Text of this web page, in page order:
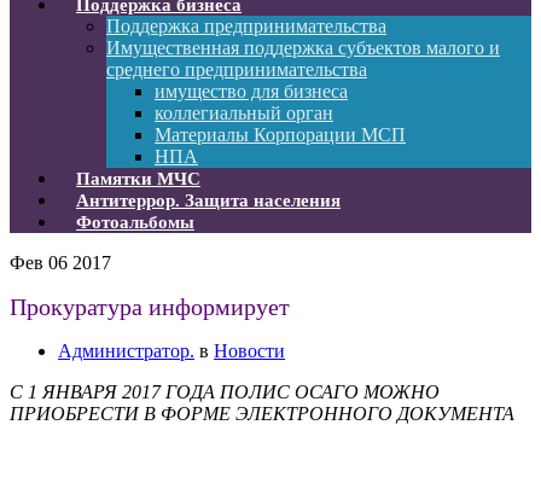
Поддержка бизнеса
Поддержка предпринимательства
Имущественная поддержка субъектов малого и
среднего предпринимательства
имущество для бизнеса
коллегиальный орган
Материалы Корпорации МСП
НПА
Памятки МЧС
Антитеррор. Защита населения
Фотоальбомы
Фев 06 2017
Прокуратура информирует
Администратор. в Новости
С 1 ЯНВАРЯ 2017 ГОДА ПОЛИС ОСАГО МОЖНО
ПРИОБРЕСТИ В ФОРМЕ ЭЛЕКТРОННОГО ДОКУМЕНТА